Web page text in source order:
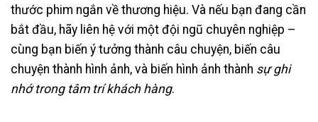
thước phim ngắn về thương hiệu. Và nếu bạn đang cần
bắt đầu, hãy liên hệ với một đội ngũ chuyên nghiệp –
cùng bạn biến ý tưởng thành câu chuyện, biến câu
chuyện thành hình ảnh, và biến hình ảnh thành sự ghi
nhớ trong tâm trí khách hàng.